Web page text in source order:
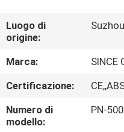
NOI
VISITA
ALLA
FABBRICA
Luogo di
origine:
Suzhou
Marca:
SINCE
Certificazione:
Numero di
modello:
PN-